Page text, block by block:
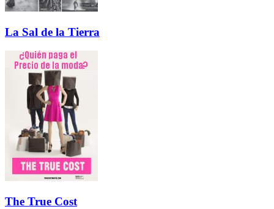
La Sal de la Tierra
The True Cost